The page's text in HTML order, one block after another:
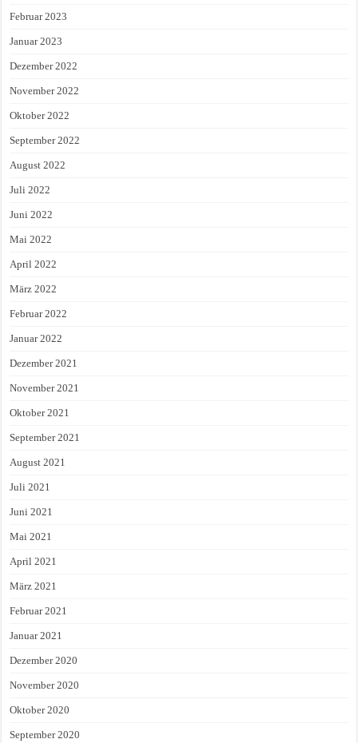
Februar 2023
Januar 2023
Dezember 2022
November 2022
Oktober 2022
September 2022
August 2022
Juli 2022
Juni 2022
Mai 2022
April 2022
März 2022
Februar 2022
Januar 2022
Dezember 2021
November 2021
Oktober 2021
September 2021
August 2021
Juli 2021
Juni 2021
Mai 2021
April 2021
März 2021
Februar 2021
Januar 2021
Dezember 2020
November 2020
Oktober 2020
September 2020